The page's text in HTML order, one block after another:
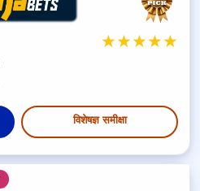
★★★★★
विशेषज्ञ समीक्षा